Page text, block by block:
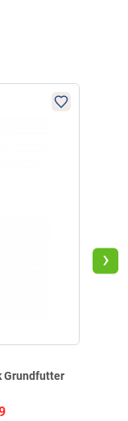
sich um echte
Grundfutter
›